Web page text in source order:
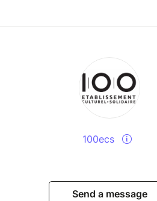
100ecs
Send a message